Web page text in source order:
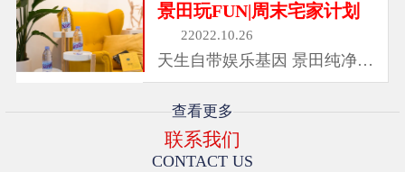
景田玩FUN|周末宅家计划
22022.10.26
天生自带娱乐基因 景田纯净水
与时下年轻人一样...
查看更多
联系我们
CONTACT US